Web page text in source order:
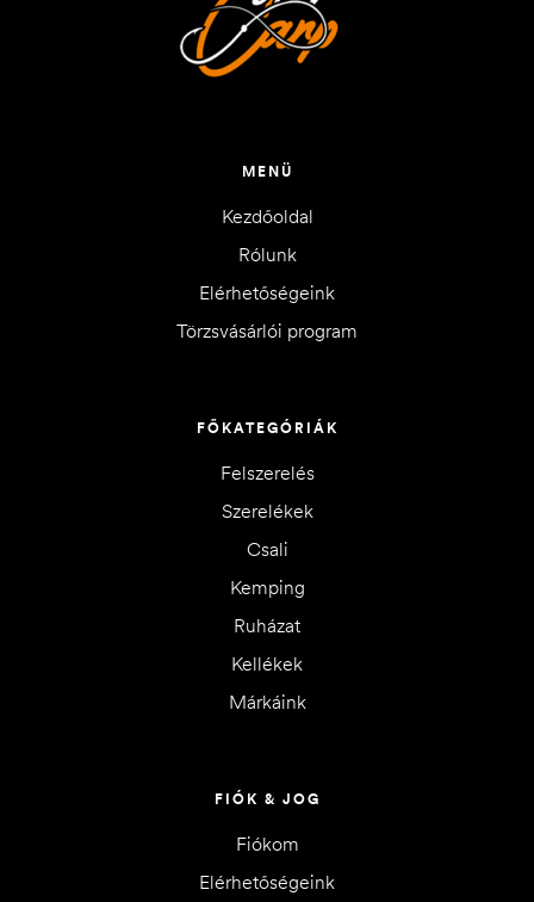
MENÜ
Kezdőoldal
Rólunk
Elérhetőségeink
Törzsvásárlói program
FŐKATEGÓRIÁK
Felszerelés
Szerelékek
Csali
Kemping
Ruházat
Kellékek
Márkáink
FIÓK & JOG
Fiókom
Elérhetőségeink